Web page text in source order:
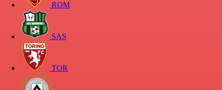
ROM
SAS
TOR